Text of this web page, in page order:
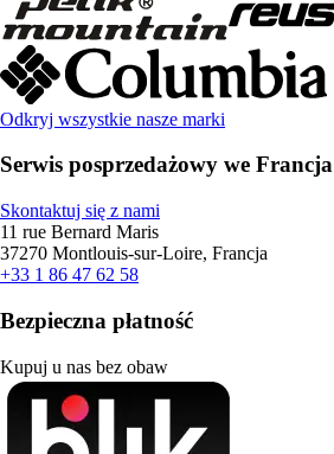
Odkryj wszystkie nasze marki
Serwis posprzedażowy we Francja
Skontaktuj się z nami
11 rue Bernard Maris
37270 Montlouis-sur-Loire, Francja
+33 1 86 47 62 58
Bezpieczna płatność
Kupuj u nas bez obaw